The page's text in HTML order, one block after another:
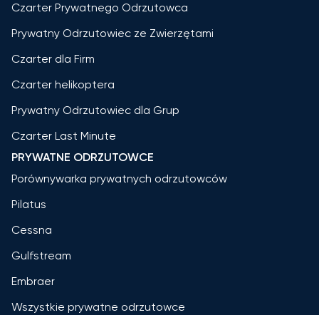
Czarter Prywatnego Odrzutowca
Prywatny Odrzutowiec ze Zwierzętami
Czarter dla Firm
Czarter helikoptera
Prywatny Odrzutowiec dla Grup
Czarter Last Minute
PRYWATNE ODRZUTOWCE
Porównywarka prywatnych odrzutowców
Pilatus
Cessna
Gulfstream
Embraer
Wszystkie prywatne odrzutowce